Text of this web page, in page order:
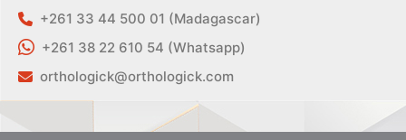
+261 33 44 500 01 (Madagascar)
+261 38 22 610 54 (Whatsapp)
orthologick@orthologick.com